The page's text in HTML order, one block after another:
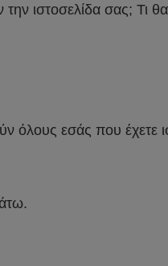
ιστοσελίδα σας; Τι θα
εσάς που έχετε